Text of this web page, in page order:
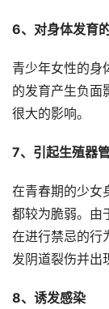
6、对身体发育
青少年女性的身
的发育产生负面
很大的影响。
7、引起生殖器
在青春期的少女
都较为脆弱。由
在进行禁忌的行
发阴道裂伤并出
8、诱发感染